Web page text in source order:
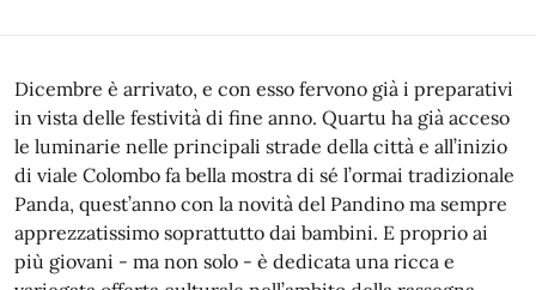
Dicembre è arrivato, e con esso fervono già i preparativi
in vista delle festività di fine anno. Quartu ha già acceso
le luminarie nelle principali strade della città e all’inizio
di viale Colombo fa bella mostra di sé l’ormai tradizionale
Panda, quest’anno con la novità del Pandino ma sempre
apprezzatissimo soprattutto dai bambini. E proprio ai
più giovani - ma non solo - è dedicata una ricca e